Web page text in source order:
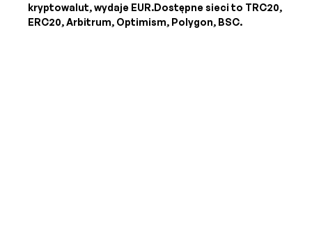
kryptowalut, wydaje EUR.Dostępne sieci to TRC20,
ERC20, Arbitrum, Optimism, Polygon, BSC.